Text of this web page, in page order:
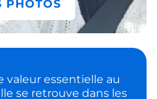
PHOTOS
valeur essentielle au
se retrouve dans les